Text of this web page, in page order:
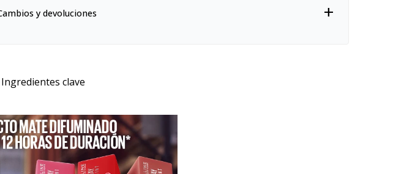
y devoluciones
Ingredientes clave